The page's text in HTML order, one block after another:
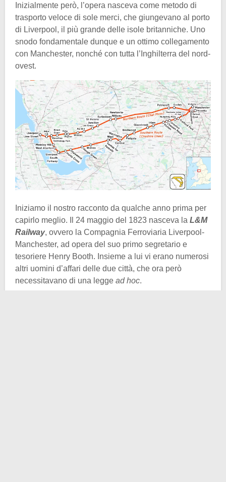
Inizialmente però, l’opera nasceva come metodo di
trasporto veloce di sole merci, che giungevano al porto
di Liverpool, il più grande delle isole britanniche. Uno
snodo fondamentale dunque e un ottimo collegamento
con Manchester, nonché con tutta l’Inghilterra del nord-
ovest.
Iniziamo il nostro racconto da qualche anno prima per
capirlo meglio. Il 24 maggio del 1823 nasceva la L&M
Railway, ovvero la Compagnia Ferroviaria Liverpool-
Manchester, ad opera del suo primo segretario e
tesoriere Henry Booth. Insieme a lui vi erano numerosi
altri uomini d’affari delle due città, che ora però
necessitavano di una legge ad hoc.